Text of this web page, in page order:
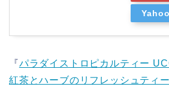
『パラダイストロピカルティー
紅茶とハーブのリフレッシュティ